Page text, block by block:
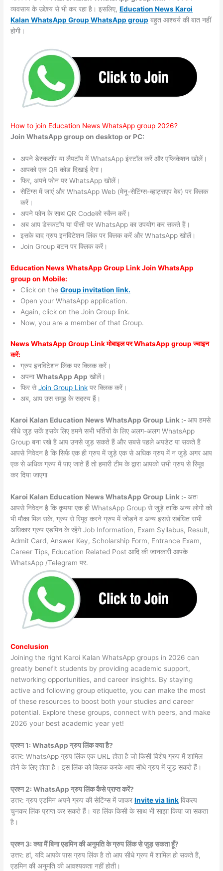
व्यवसाय के उद्देश्य से भी कर रहा है। इसलिए,Education News Karoi
Kalan WhatsApp Group WhatsApp group बहुत आश्चर्य की बात नहीं
होगी।
How to join Education News WhatsApp group 2026?
Join WhatsApp group on desktop or PC:
अपने डेस्कटॉप या लैपटॉप में WhatsApp इंस्टॉल करें और एप्लिकेशन खोलें।
आपको एक QR कोड दिखाई देगा।
फिर, अपने फोन पर WhatsApp खोलें।
सेटिंग्स में जाएं और WhatsApp Web (मेनू-सेटिंग्स-व्हाट्सएप वेब) पर क्लिक
करें।
अपने फोन के साथ QR Codeको स्कैन करें।
अब आप डेस्कटॉप या पीसी पर WhatsApp का उपयोग कर सकते हैं।
इसके बाद ग्रुप इनविटेशन लिंक पर क्लिक करें और WhatsApp खोलें।
Join Group बटन पर क्लिक करें।
Education News WhatsApp Group Link Join WhatsApp
group on Mobile:
Click on theGroup invitation link.
Open your WhatsApp application.
Again, click on the Join Group link.
Now, you are a member of that Group.
News WhatsApp Group Link मोबाइल पर WhatsApp group ज्वाइन
करें:
ग्रुप इनविटेशन लिंक पर क्लिक करें।
अपनाWhatsApp App खोलें।
फिर सेJoin Group Link पर क्लिक करें।
अब, आप उस समूह के सदस्य हैं।
Karoi Kalan Education News WhatsApp Group Link :-आप हमसे
सीधे जुड़ सकें इसके लिए हमने सभी भर्तियों के लिए अलग-अलग WhatsApp
Group बना रखे हैं आप उनसे जुड़ सकते हैं और सबसे पहले अपडेट पा सकते हैं
आपसे निवेदन है कि सिर्फ एक ही ग्रुप में जुड़े एक से अधिक ग्रुप में न जुड़े अगर आप
एक से अधिक ग्रुप में पाए जाते हैं तो हमारी टीम के द्वारा आपको सभी ग्रुप से रिमूव
कर दिया जाएगा
Karoi Kalan Education News WhatsApp Group Link :-अतः
आपसे निवेदन है कि कृपया एक ही WhatsApp Group से जुड़े ताकि अन्य लोगों को
भी मौका मिल सके, ग्रुप से रिमूव करने ग्रुप में जोड़ने व अन्य इससे संबंधित सभी
अधिकार ग्रुप एडमिन के रहेंगे Job Information, Exam Syllabus, Result,
Admit Card, Answer Key, Scholarship Form, Entrance Exam,
Career Tips, Education Related Post आदि की जानकारी आपके
WhatsApp /Telegram पर.
Conclusion
Joining the right Karoi Kalan WhatsApp groups in 2026 can
greatly benefit students by providing academic support,
networking opportunities, and career insights. By staying
active and following group etiquette, you can make the most
of these resources to boost both your studies and career
potential. Explore these groups, connect with peers, and make
2026 your best academic year yet!
प्रश्न 1: WhatsApp ग्रुप लिंक क्या है?
उत्तर: WhatsApp ग्रुप लिंक एक URL होता है जो किसी विशेष ग्रुप में शामिल
होने के लिए होता है। इस लिंक को क्लिक करके आप सीधे ग्रुप में जुड़ सकते हैं।
प्रश्न 2: WhatsApp ग्रुप लिंक कैसे प्राप्त करें?
उत्तर: ग्रुप एडमिन अपने ग्रुप की सेटिंग्स में जाकरInvite via link विकल्प
चुनकर लिंक प्राप्त कर सकते हैं। यह लिंक किसी के साथ भी साझा किया जा सकता
है।
प्रश्न 3: क्या मैं बिना एडमिन की अनुमति के ग्रुप लिंक से जुड़ सकता हूँ?
उत्तर: हां, यदि आपके पास ग्रुप लिंक है तो आप सीधे ग्रुप में शामिल हो सकते हैं,
एडमिन की अनुमति की आवश्यकता नहीं होती।